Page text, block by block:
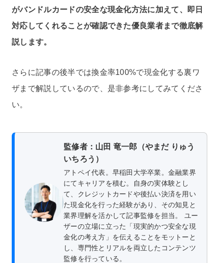
がバンドルカードの安全な現金化方法に加えて、即日
対応してくれることが確認できた優良業者まで徹底解
説します。
さらに記事の後半では換金率100%で現金化する裏ワ
ザまで解説しているので、是非参考にしてみてくださ
い。
監修者：山田 竜一郎（やまだ りゅう
いちろう）
アトペイ代表。早稲田大学卒業。金融業界
にてキャリアを積む。自身の実体験とし
て、クレジットカードや後払い決済を用い
た現金化を行った経験があり、その知見と
業界理解を活かして記事監修を担当。 ユー
ザーの立場に立った「現実的かつ安全な現
金化の考え方」を伝えることをモットーと
し、専門性とリアルを両立したコンテンツ
監修を行っている。